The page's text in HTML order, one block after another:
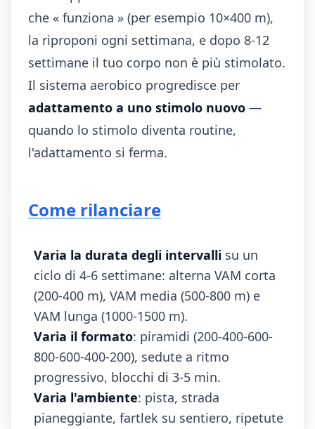
che « funziona » (per esempio 10×400 m),
la riproponi ogni settimana, e dopo 8-12
settimane il tuo corpo non è più stimolato.
Il sistema aerobico progredisce per
adattamento a uno stimolo nuovo —
quando lo stimolo diventa routine,
l'adattamento si ferma.
Come rilanciare
Varia la durata degli intervalli su un
ciclo di 4-6 settimane: alterna VAM corta
(200-400 m), VAM media (500-800 m) e
VAM lunga (1000-1500 m).
Varia il formato: piramidi (200-400-600-
800-600-400-200), sedute a ritmo
progressivo, blocchi di 3-5 min.
Varia l'ambiente: pista, strada
pianeggiante, fartlek su sentiero, ripetute